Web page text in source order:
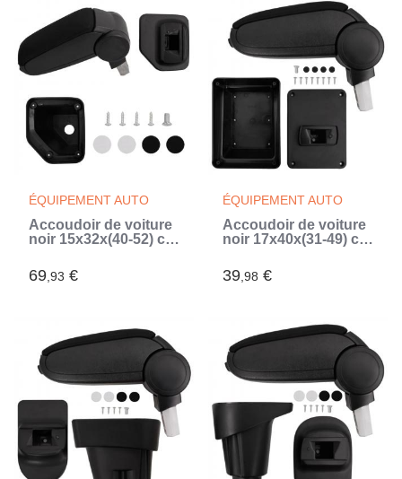
ÉQUIPEMENT AUTO
Accoudoir de voiture
noir 15x32x(40-52) cm
69,93 €
ÉQUIPEMENT AUTO
Accoudoir de voiture
noir 17x40x(31-49) cm
39,98 €